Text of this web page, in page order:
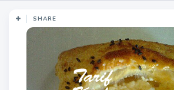
SHARE